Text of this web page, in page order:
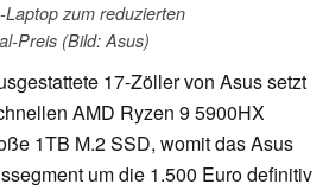
Laptop zum reduzierten
Preis (Bild: Asus)
17-Zöller von Asus setzt
AMD Ryzen 9 5900HX
1TB M.2 SSD, womit das Asus
um die 1.500 Euro definitiv